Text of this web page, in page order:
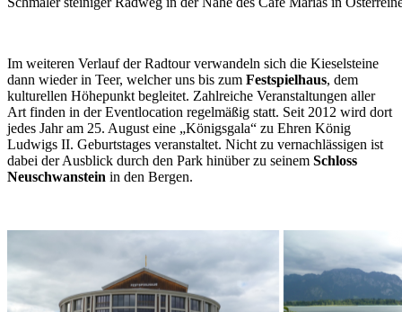
Im weiteren Verlauf der Radtour verwandeln sich die Kieselsteine
dann wieder in Teer, welcher uns bis zum Festspielhaus, dem
kulturellen Höhepunkt begleitet. Zahlreiche Veranstaltungen aller
Art finden in der Eventlocation regelmäßig statt. Seit 2012 wird dort
jedes Jahr am 25. August eine „Königsgala“ zu Ehren König
Ludwigs II. Geburtstages veranstaltet. Nicht zu vernachlässigen ist
dabei der Ausblick durch den Park hinüber zu seinem Schloss
Neuschwanstein in den Bergen.